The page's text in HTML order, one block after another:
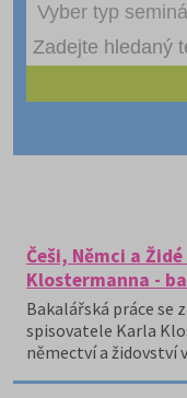
Češi, Němci a
Klostermanna -
Bakalářská práce se
spisovatele Karla
němectví a židovství